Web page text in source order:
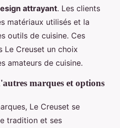
attrayant. Les clients
matériaux utilisés et la
outils de cuisine. Ces
Le Creuset un choix
amateurs de cuisine.
marques et options
Le Creuset se
tradition et ses